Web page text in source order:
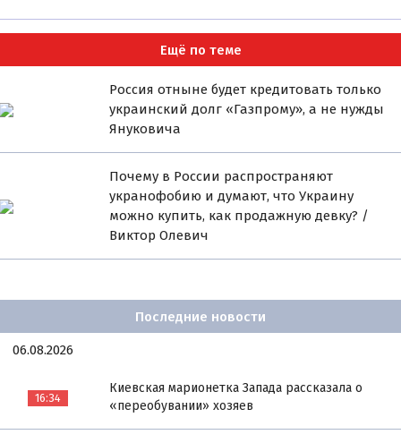
Ещё по теме
Россия отныне будет кредитовать только
украинский долг «Газпрому», а не нужды
Януковича
Почему в России распространяют
укранофобию и думают, что Украину
можно купить, как продажную девку? /
Виктор Олевич
Последние новости
06.08.2026
16:34
Киевская марионетка Запада рассказала о
«переобувании» хозяев